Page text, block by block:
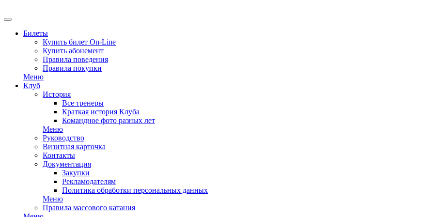
Билеты
Купить билет On-Line
Купить абонемент
Правила поведения
Правила покупки
Меню
Клуб
История
Все тренеры
Краткая история Клуба
Командное фото разных лет
Меню
Руководство
Визитная карточка
Контакты
Документация
Закупки
Рекламодателям
Политика обработки персональных данных
Меню
Правила массового катания